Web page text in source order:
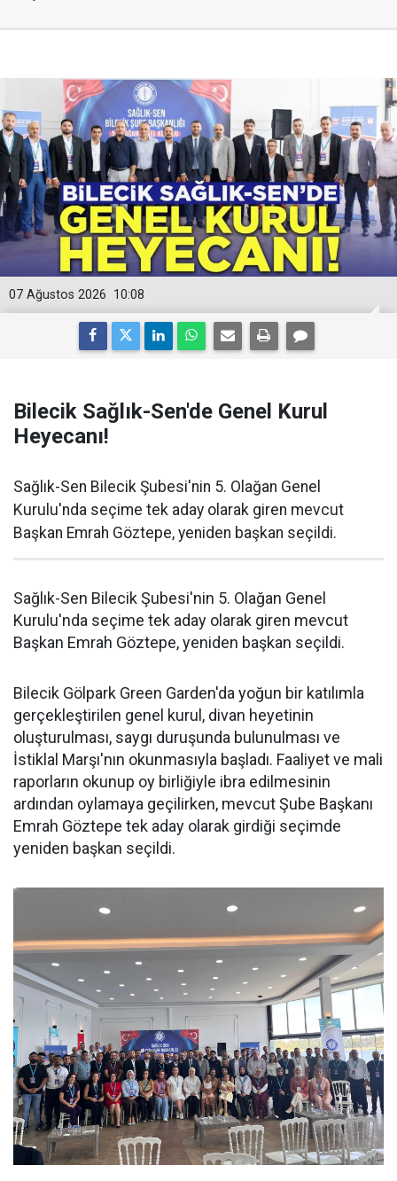
10:08
07 Ağustos 2026
Bilecik Sağlık-Sen'de Genel Kurul
Heyecanı!
Sağlık-Sen Bilecik Şubesi'nin 5. Olağan Genel
Kurulu'nda seçime tek aday olarak giren mevcut
Başkan Emrah Göztepe, yeniden başkan seçildi.
Sağlık-Sen Bilecik Şubesi'nin 5. Olağan Genel
Kurulu'nda seçime tek aday olarak giren mevcut
Başkan Emrah Göztepe, yeniden başkan seçildi.
Bilecik Gölpark Green Garden'da yoğun bir katılımla
gerçekleştirilen genel kurul, divan heyetinin
oluşturulması, saygı duruşunda bulunulması ve
İstiklal Marşı'nın okunmasıyla başladı. Faaliyet ve mali
raporların okunup oy birliğiyle ibra edilmesinin
ardından oylamaya geçilirken, mevcut Şube Başkanı
Emrah Göztepe tek aday olarak girdiği seçimde
yeniden başkan seçildi.